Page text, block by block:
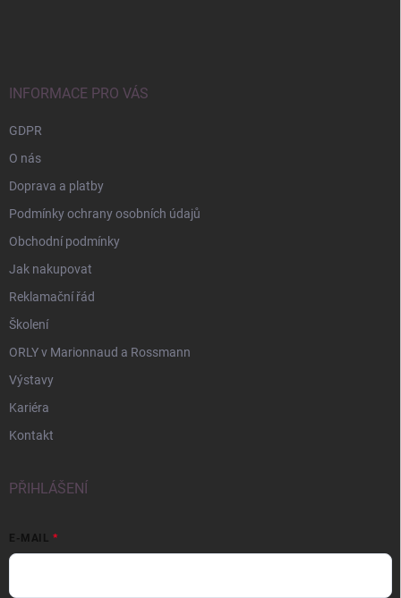
INFORMACE PRO VÁS
GDPR
O nás
Doprava a platby
Podmínky ochrany osobních údajů
Obchodní podmínky
Jak nakupovat
Reklamační řád
Školení
ORLY v Marionnaud a Rossmann
Výstavy
Kariéra
Kontakt
PŘIHLÁŠENÍ
E-MAIL